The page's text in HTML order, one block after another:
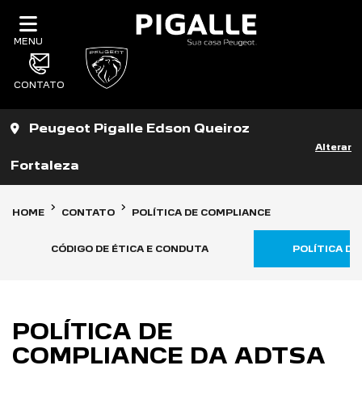
MENU
CONTATO
Fortaleza
Alterar
HOME CONTATO POLÍTICA DE COMPLIANCE
POLÍTICA DE
CÓDIGO DE ÉTICA E CONDUTA
POLÍTICA DE
COMPLIANCE DA ADTSA